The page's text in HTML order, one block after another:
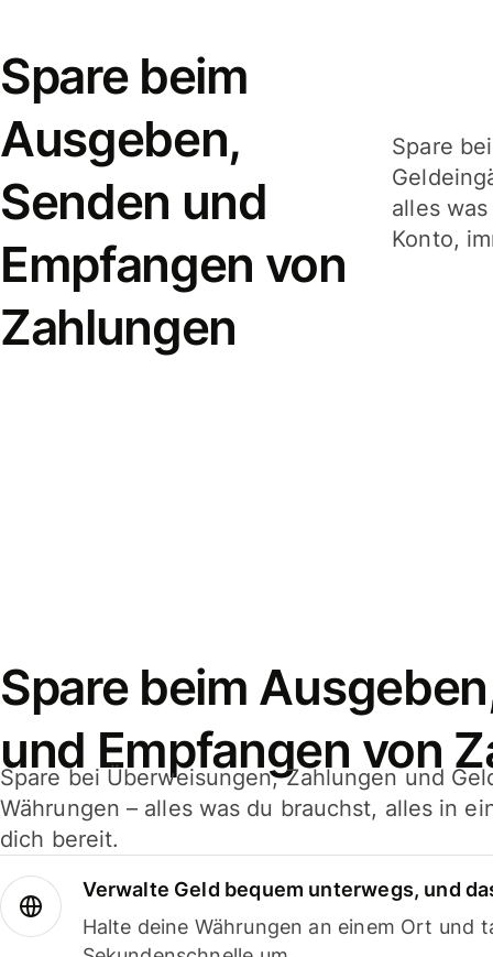
Spare beim
Ausgeben,
Senden und
Empfangen von
Zahlungen
Spare
alles
Konto,
Spare beim
und Empfangen von
Spare bei Überweisungen, Zahlungen und
Währungen – alles was du brauchst, alles in
dich bereit.
Verwalte Geld bequem unterwegs, und
Halte deine Währungen an einem Ort und